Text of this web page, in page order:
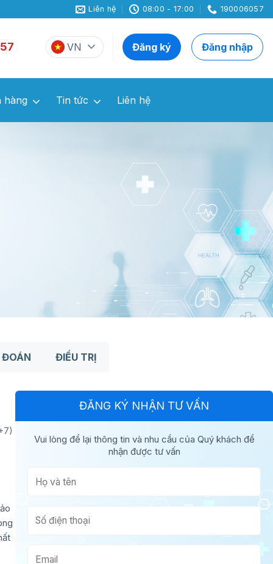
Liên hệ 08:00 - 17:00 190006057
VN Đăng ký Đăng nhập
hàng Tin tức Liên hệ
ĐOÁN ĐIỀU TRỊ
ĐĂNG KÝ NHẬN TƯ VẤN
Vui lòng để lại thông tin và nhu cầu của Quý khách để
nhận được tư vấn